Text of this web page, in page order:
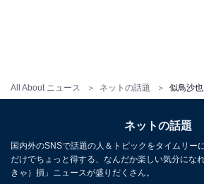
All About ニュース ネットの話題
ネットの話題
国内外のSNSで話題の人＆トピックをタイムリー
だけでちょっと得する、なんだか楽しい気分にな
きゃ）損」ニュースが盛りだくさん。